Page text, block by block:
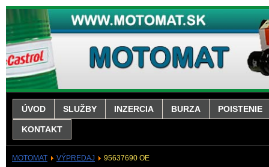
ÚVOD SLUŽBY INZERCIA BURZA POISTENIE
KONTAKT
MOTOMAT VÝPREDAJ 95637690 OE